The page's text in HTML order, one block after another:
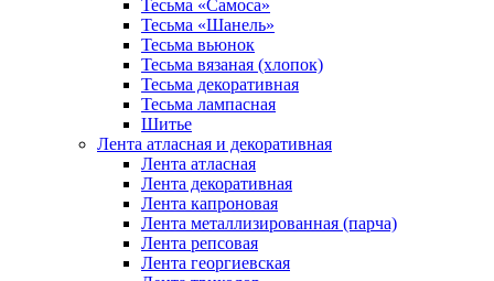
Тесьма «Самоса»
Тесьма «Шанель»
Тесьма вьюнок
Тесьма вязаная (хлопок)
Тесьма декоративная
Тесьма лампасная
Шитье
Лента атласная и декоративная
Лента атласная
Лента декоративная
Лента капроновая
Лента металлизированная (парча)
Лента репсовая
Лента георгиевская